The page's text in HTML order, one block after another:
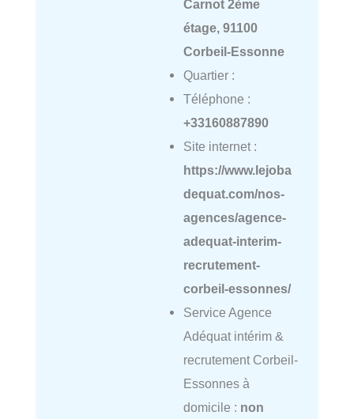
Carnot 2ème
étage, 91100
Corbeil-Essonne
Quartier :
Téléphone :
+33160887890
Site internet :
https://www.lejoba
dequat.com/nos-
agences/agence-
adequat-interim-
recrutement-
corbeil-essonnes/
Service Agence
Adéquat intérim &
recrutement Corbeil-
Essonnes à
domicile : non